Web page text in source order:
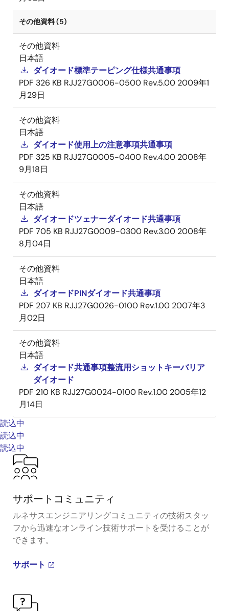
その他資料 (5)
その他資料
日本語
ダイオード標準テーピング仕様共通事項
PDF 326 KB RJJ27G0006-0500 Rev.5.00 2009年1
月29日
その他資料
日本語
ダイオード使用上の注意事項共通事項
PDF 325 KB RJJ27G0005-0400 Rev.4.00 2008年
9月18日
その他資料
日本語
ダイオードツェナーダイオード共通事項
PDF 705 KB RJJ27G0009-0300 Rev.3.00 2008年
8月04日
その他資料
日本語
ダイオードPINダイオード共通事項
PDF 207 KB RJJ27G0026-0100 Rev.1.00 2007年3
月02日
その他資料
日本語
ダイオード共通事項整流用ショットキーバリア
ダイオード
PDF 210 KB RJJ27G0024-0100 Rev.1.00 2005年12
月14日
読込中
読込中
読込中
サポートコミュニティ
ルネサスエンジニアリングコミュニティの技術スタッ
フから迅速なオンライン技術サポートを受けることが
できます。
サポート